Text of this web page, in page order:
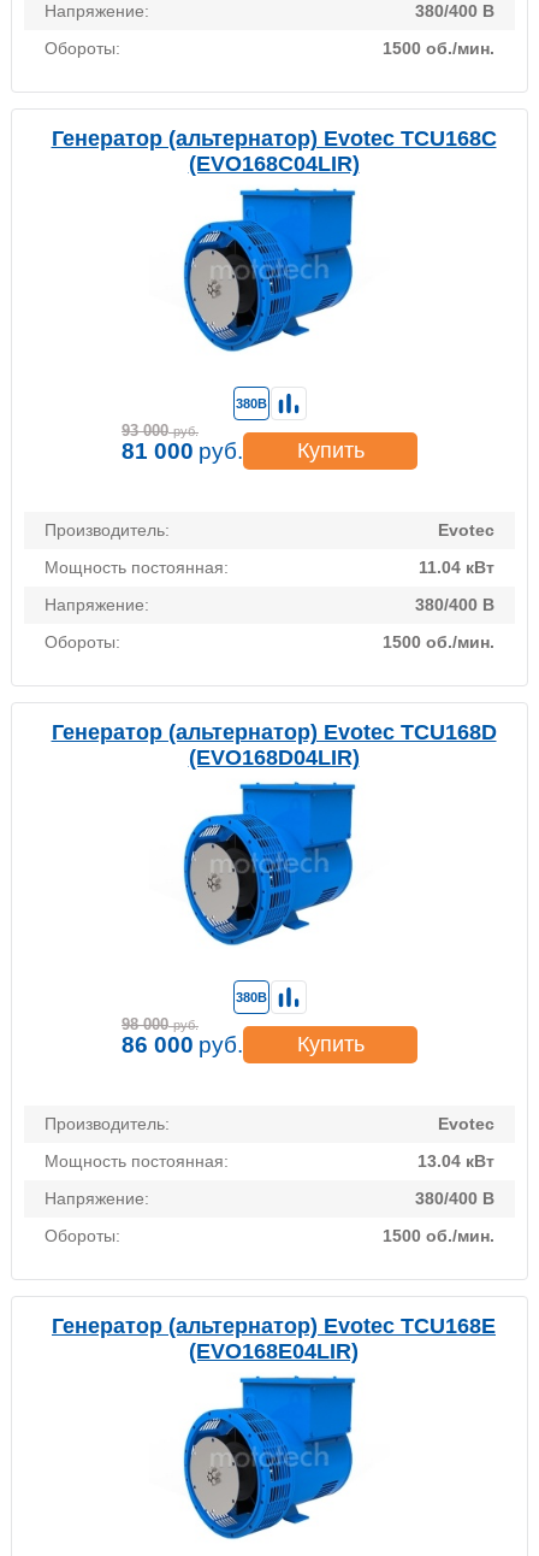
Напряжение:
380/400 В
Обороты:
1500 об./мин.
Генератор (альтернатор) Evotec TCU168C
(EVO168C04LIR)
Производитель:
Evotec
Мощность постоянная:
11.04 кВт
Напряжение:
380/400 В
Обороты:
1500 об./мин.
380В
93 000 руб.
81 000 руб. Купить
Генератор (альтернатор) Evotec TCU168D
(EVO168D04LIR)
Производитель:
Evotec
Мощность постоянная:
13.04 кВт
Напряжение:
380/400 В
Обороты:
1500 об./мин.
380В
98 000 руб.
86 000 руб. Купить
Генератор (альтернатор) Evotec TCU168E
(EVO168E04LIR)